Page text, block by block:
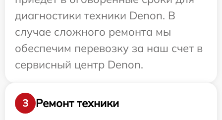
диагностики техники Denon. В
случае сложного ремонта мы
обеспечим перевозку за наш счет в
сервисный центр Denon.
3
Ремонт техники